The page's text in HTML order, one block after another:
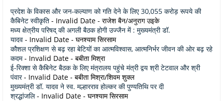
प्रदेश के विकास और जन-कल्याण को गति देने के लिए 30,055 करोड़ रूपये की
कैबिनेट स्वीकृति - Invalid Date - राजेश बैन/अनुराग उइके
मध्य क्षेत्रीय परिषद् की अगली बैठक होगी उज्जैन में : मुख्यमंत्री डॉ.
यादव - Invalid Date - घनश्याम सिरसाम
कौशल प्रशिक्षण से बढ़ रहा बेटियों का आत्मविश्वास, आत्मनिर्भर जीवन की ओर बढ़ रहे
कदम- Invalid Date - बबीता मिश्रा
ई-रिक्शा से कैबिनेट बैठक के लिए मंत्रालय पहुंचे मंत्री द्वय श्री टेटवाल और श्री
पंवार- Invalid Date - बबीता मिश्रा/शिवम शुक्ल
मुख्यमंत्री डॉ. यादव ने स्व. मल्हारराव होल्कर की पुण्यतिथि पर दी
श्रद्धांजलि- Invalid Date - घनश्याम सिरसाम